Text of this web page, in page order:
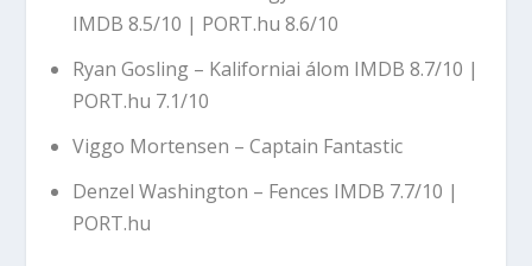
IMDB 8.5/10 | PORT.hu 8.6/10
Ryan Gosling – Kaliforniai álom IMDB 8.7/10 |
PORT.hu 7.1/10
Viggo Mortensen – Captain Fantastic
Denzel Washington – Fences IMDB 7.7/10 |
PORT.hu